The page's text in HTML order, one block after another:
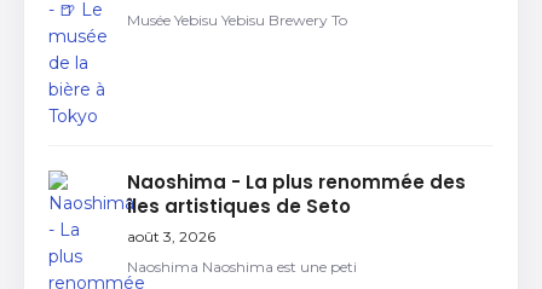
Musée Yebisu Yebisu Brewery To
Naoshima - La plus renommée des
îles artistiques de Seto
août 3, 2026
Naoshima Naoshima est une peti